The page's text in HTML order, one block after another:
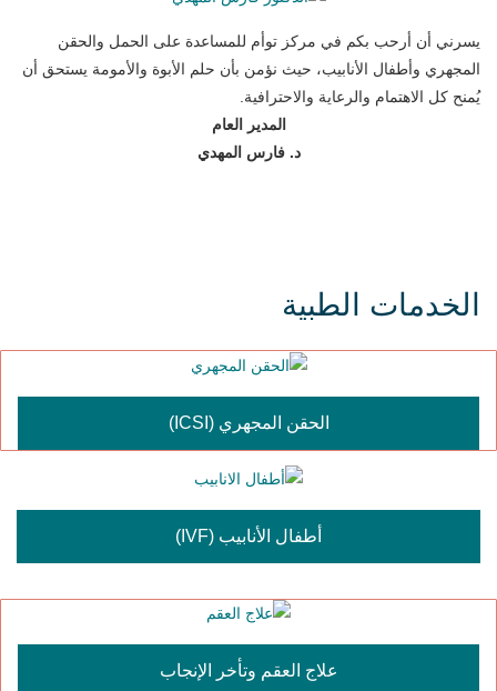
يسرني أن أرحب بكم في مركز توأم للمساعدة على الحمل والحقن
المجهري وأطفال الأنابيب، حيث نؤمن بأن حلم الأبوة والأمومة يستحق أن
يُمنح كل الاهتمام والرعاية والاحترافية.
المدير العام
د. فارس المهدي
الخدمات الطبية
الحقن المجهري (ICSI)
أطفال الأنابيب (IVF)
علاج العقم وتأخر الإنجاب